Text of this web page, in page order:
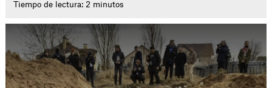
Tiempo de lectura: 2 minutos